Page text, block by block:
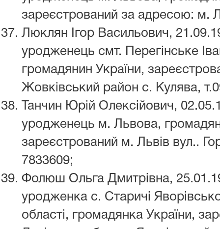
зареєстрований за адресою: м.
Люклян Ігор Васильович,
уродженець смт. Перегінське
громадянин України,
Жовківський район с. Кулява,
Танчин Юрій Олексійович,
уродженець м. Львова,
зареєстрований м. Львів вул..
7833609;
Фолюш Ольга Дмитрівна,
уродженка с. Старичі
області, громадянка України,